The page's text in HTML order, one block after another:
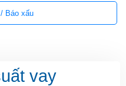
Báo xấu
vay